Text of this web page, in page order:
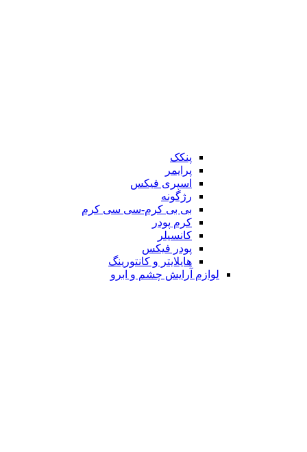
پنکک
پرایمر
اسپری فیکس
رژگونه
بی بی کرم-سی سی کرم
کرم پودر
کانسیلر
پودر فیکس
هایلایتر و کانتورینگ
لوازم آرایش چشم و ابرو